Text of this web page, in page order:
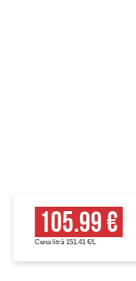
105.99 €
Cena litrā 151.41 €/L